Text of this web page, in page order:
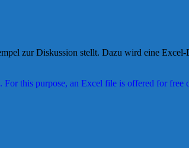
zur Diskussion stellt. Dazu wird eine
this purpose, an Excel file is offered for